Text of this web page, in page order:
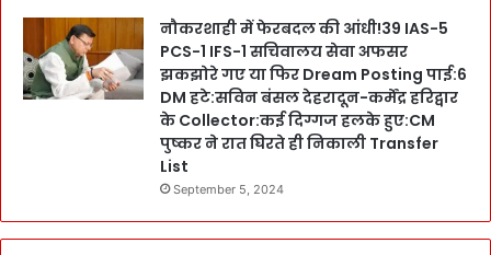
नौकरशाही में फेरबदल की आंधी!39 IAS-5
PCS-1 IFS-1 सचिवालय सेवा अफसर
झकझोरे गए या फिर Dream Posting पाई:6
DM हटे:सविन बंसल देहरादून-कर्मेंद्र हरिद्वार
के Collector:कई दिग्गज हलके हुए:CM
पुष्कर ने रात घिरते ही निकाली Transfer
List
September 5, 2024